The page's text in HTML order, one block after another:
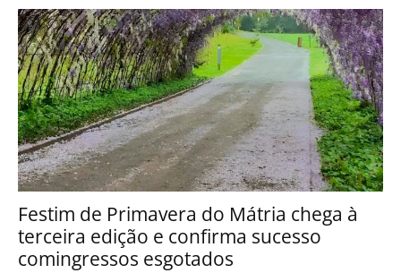
Festim de Primavera do Mátria chega à
terceira edição e confirma sucesso
comingressos esgotados